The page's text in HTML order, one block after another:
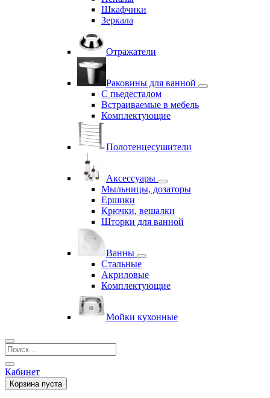
Шкафчики
Зеркала
Отражатели
Раковины для ванной
С пьедесталом
Встраиваемые в мебель
Комплектующие
Полотенцесушители
Аксессуары
Мыльницы, дозаторы
Ершики
Крючки, вешалки
Шторки для ванной
Ванны
Стальные
Акриловые
Комплектующие
Мойки кухонные
Кабинет
Корзина пуста